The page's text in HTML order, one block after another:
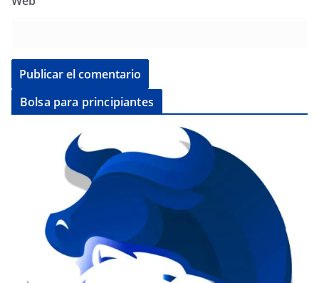
Bolsa para principiantes